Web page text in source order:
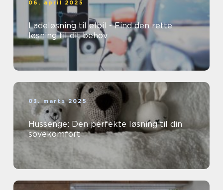
06. april 2025
Ladeløsning til elbil - Find den rette
løsning til dit behov
03. marts 2025
Hussenge: Den perfekte løsning til din
sovekomfort